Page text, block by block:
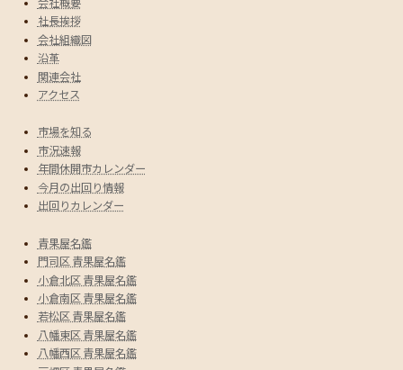
会社概要
社長挨拶
会社組織図
沿革
関連会社
アクセス
市場を知る
市況速報
年間休開市カレンダー
今月の出回り情報
出回りカレンダー
青果屋名鑑
門司区 青果屋名鑑
小倉北区 青果屋名鑑
小倉南区 青果屋名鑑
若松区 青果屋名鑑
八幡東区 青果屋名鑑
八幡西区 青果屋名鑑